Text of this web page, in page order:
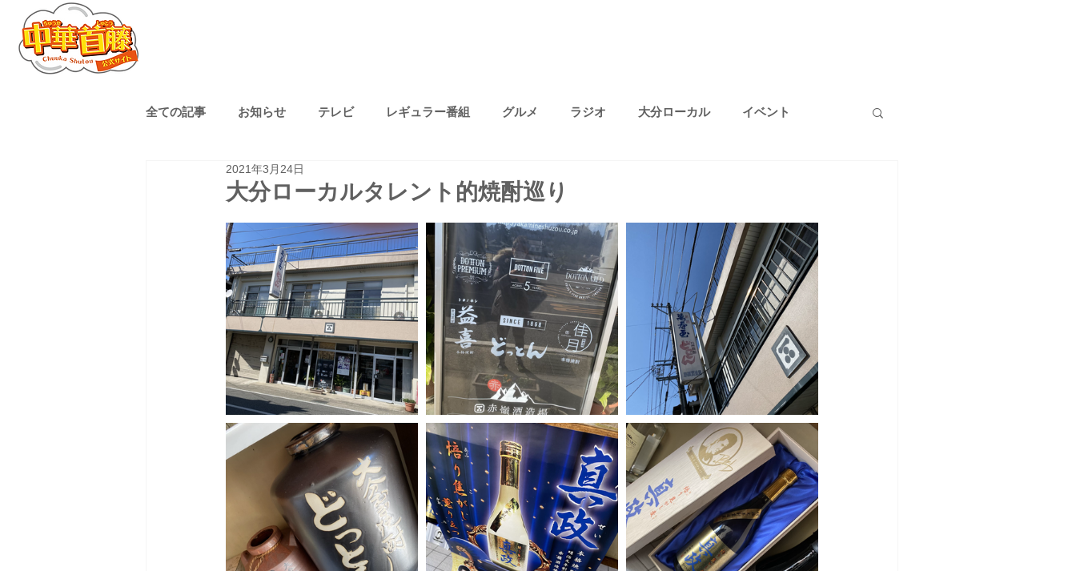
全ての記事 お知らせ テレビ レギュラー番組 グルメ ラジオ 大分ローカル イベント
熊本ローカル 子育て
大分ローカルタレント的焼酎巡り
2021年3月24日